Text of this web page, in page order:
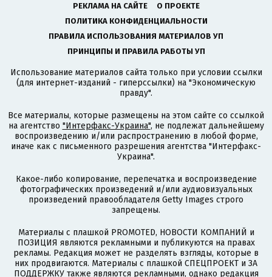
РЕКЛАМА НА САЙТЕ
О ПРОЕКТЕ
ПОЛИТИКА КОНФИДЕНЦИАЛЬНОСТИ
ПРАВИЛА ИСПОЛЬЗОВАНИЯ МАТЕРИАЛОВ УП
ПРИНЦИПЫ И ПРАВИЛА РАБОТЫ УП
Использование материалов сайта только при условии ссылки
(для интернет-изданий - гиперссылки) на "Экономическую
правду".
Все материалы, которые размещены на этом сайте со ссылкой
на агентство "Интерфакс-Украина", не подлежат дальнейшему
воспроизведению и/или распространению в любой форме,
иначе как с письменного разрешения агентства "Интерфакс-
Украина".
Какое-либо копирование, перепечатка и воспроизведение
фотографических произведений и/или аудиовизуальных
произведений правообладателя Getty Images строго
запрещены.
Материалы с плашкой PROMOTED, НОВОСТИ КОМПАНИЙ и
ПОЗИЦИЯ являются рекламными и публикуются на правах
рекламы. Редакция может не разделять взгляды, которые в
них продвигаются. Материалы с плашкой СПЕЦПРОЕКТ и ЗА
ПОДДЕРЖКУ также являются рекламными, однако редакция